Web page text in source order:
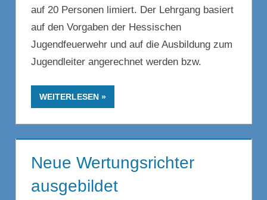
auf 20 Personen limiert. Der Lehrgang basiert
auf den Vorgaben der Hessischen
Jugendfeuerwehr und auf die Ausbildung zum
Jugendleiter angerechnet werden bzw.
WEITERLESEN
Neue Wertungsrichter
ausgebildet